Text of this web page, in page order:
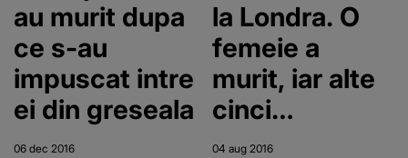
au murit dupa
ce s-au
impuscat intre
ei din greseala
06 dec 2016
la Londra. O
femeie a
murit, iar alte
cinci
persoane au
04 aug 2016